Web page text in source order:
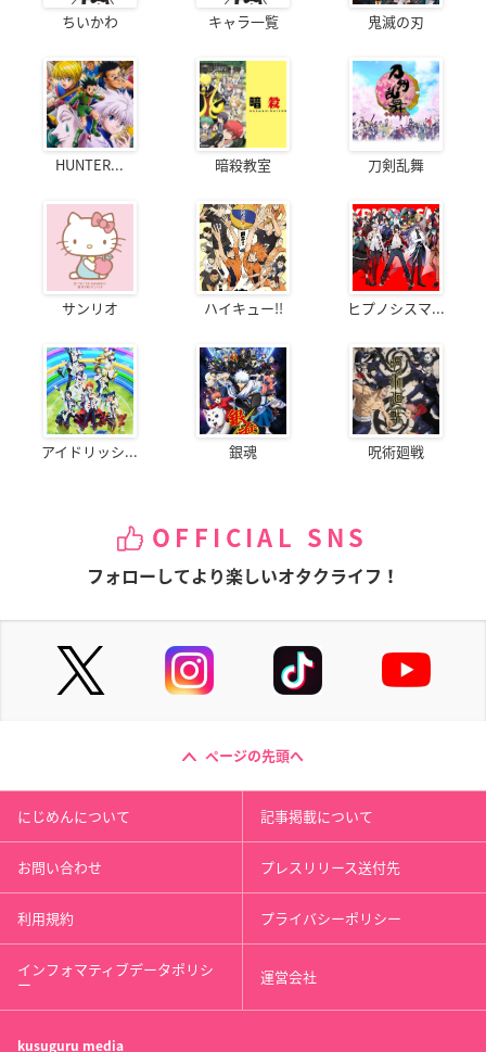
ちいかわ キャラ一覧 鬼滅の刃
HUNTER... 暗殺教室 刀剣乱舞
サンリオ ハイキュー!! ヒプノシスマ...
アイドリッシ... 銀魂 呪術廻戦
OFFICIAL SNS
フォローしてより楽しいオタクライフ！
ページの先頭へ
にじめんについて 記事掲載について
お問い合わせ プレスリリース送付先
利用規約 プライバシーポリシー
インフォマティブデータポリシ
ー 運営会社
kusuguru media